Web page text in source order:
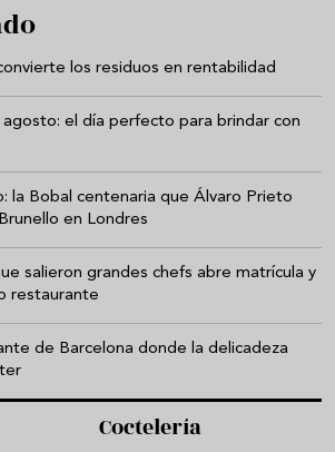
los residuos en rentabilidad
el día perfecto para brindar con
la Bobal centenaria que Álvaro Prieto
en Londres
salieron grandes chefs abre matrícula y
restaurante
de Barcelona donde la delicadeza
Coctelería